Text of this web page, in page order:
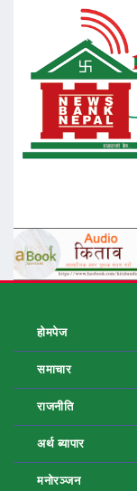
होमपेज
समाचार
राजनीति
अर्थ ब्यापार
मनोरञ्जन